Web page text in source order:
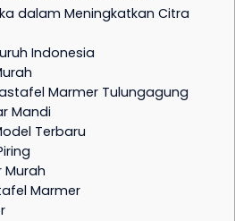
dalam Meningkatkan Citra
Indonesia
Marmer Tulungagung
Mandi
Terbaru
Marmer